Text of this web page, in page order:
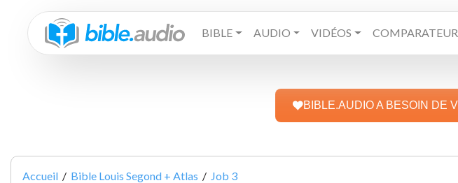
BIBLE AUDIO VIDÉOS COMPARATEUR
BIBLE.AUDIO A BESOIN DE
Accueil / Bible Louis Segond + Atlas / Job 3